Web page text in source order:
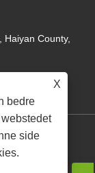
X
bedre
side
Haiyan County,